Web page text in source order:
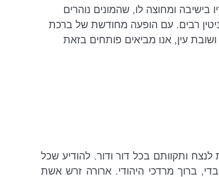
ומחוצה לו, שהמונים נוהרים
רבים. עם הופעה מחודשת של ברכת
עין, אנו מביאים פותחים בזאת
ותקוותם בכל דור ודור. להודיע שכל
, ברוך מרדכי היהודי. ארורה זרשאשת